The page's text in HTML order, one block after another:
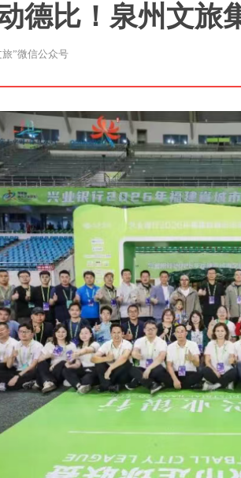
德比！泉州文旅
”微信公众号